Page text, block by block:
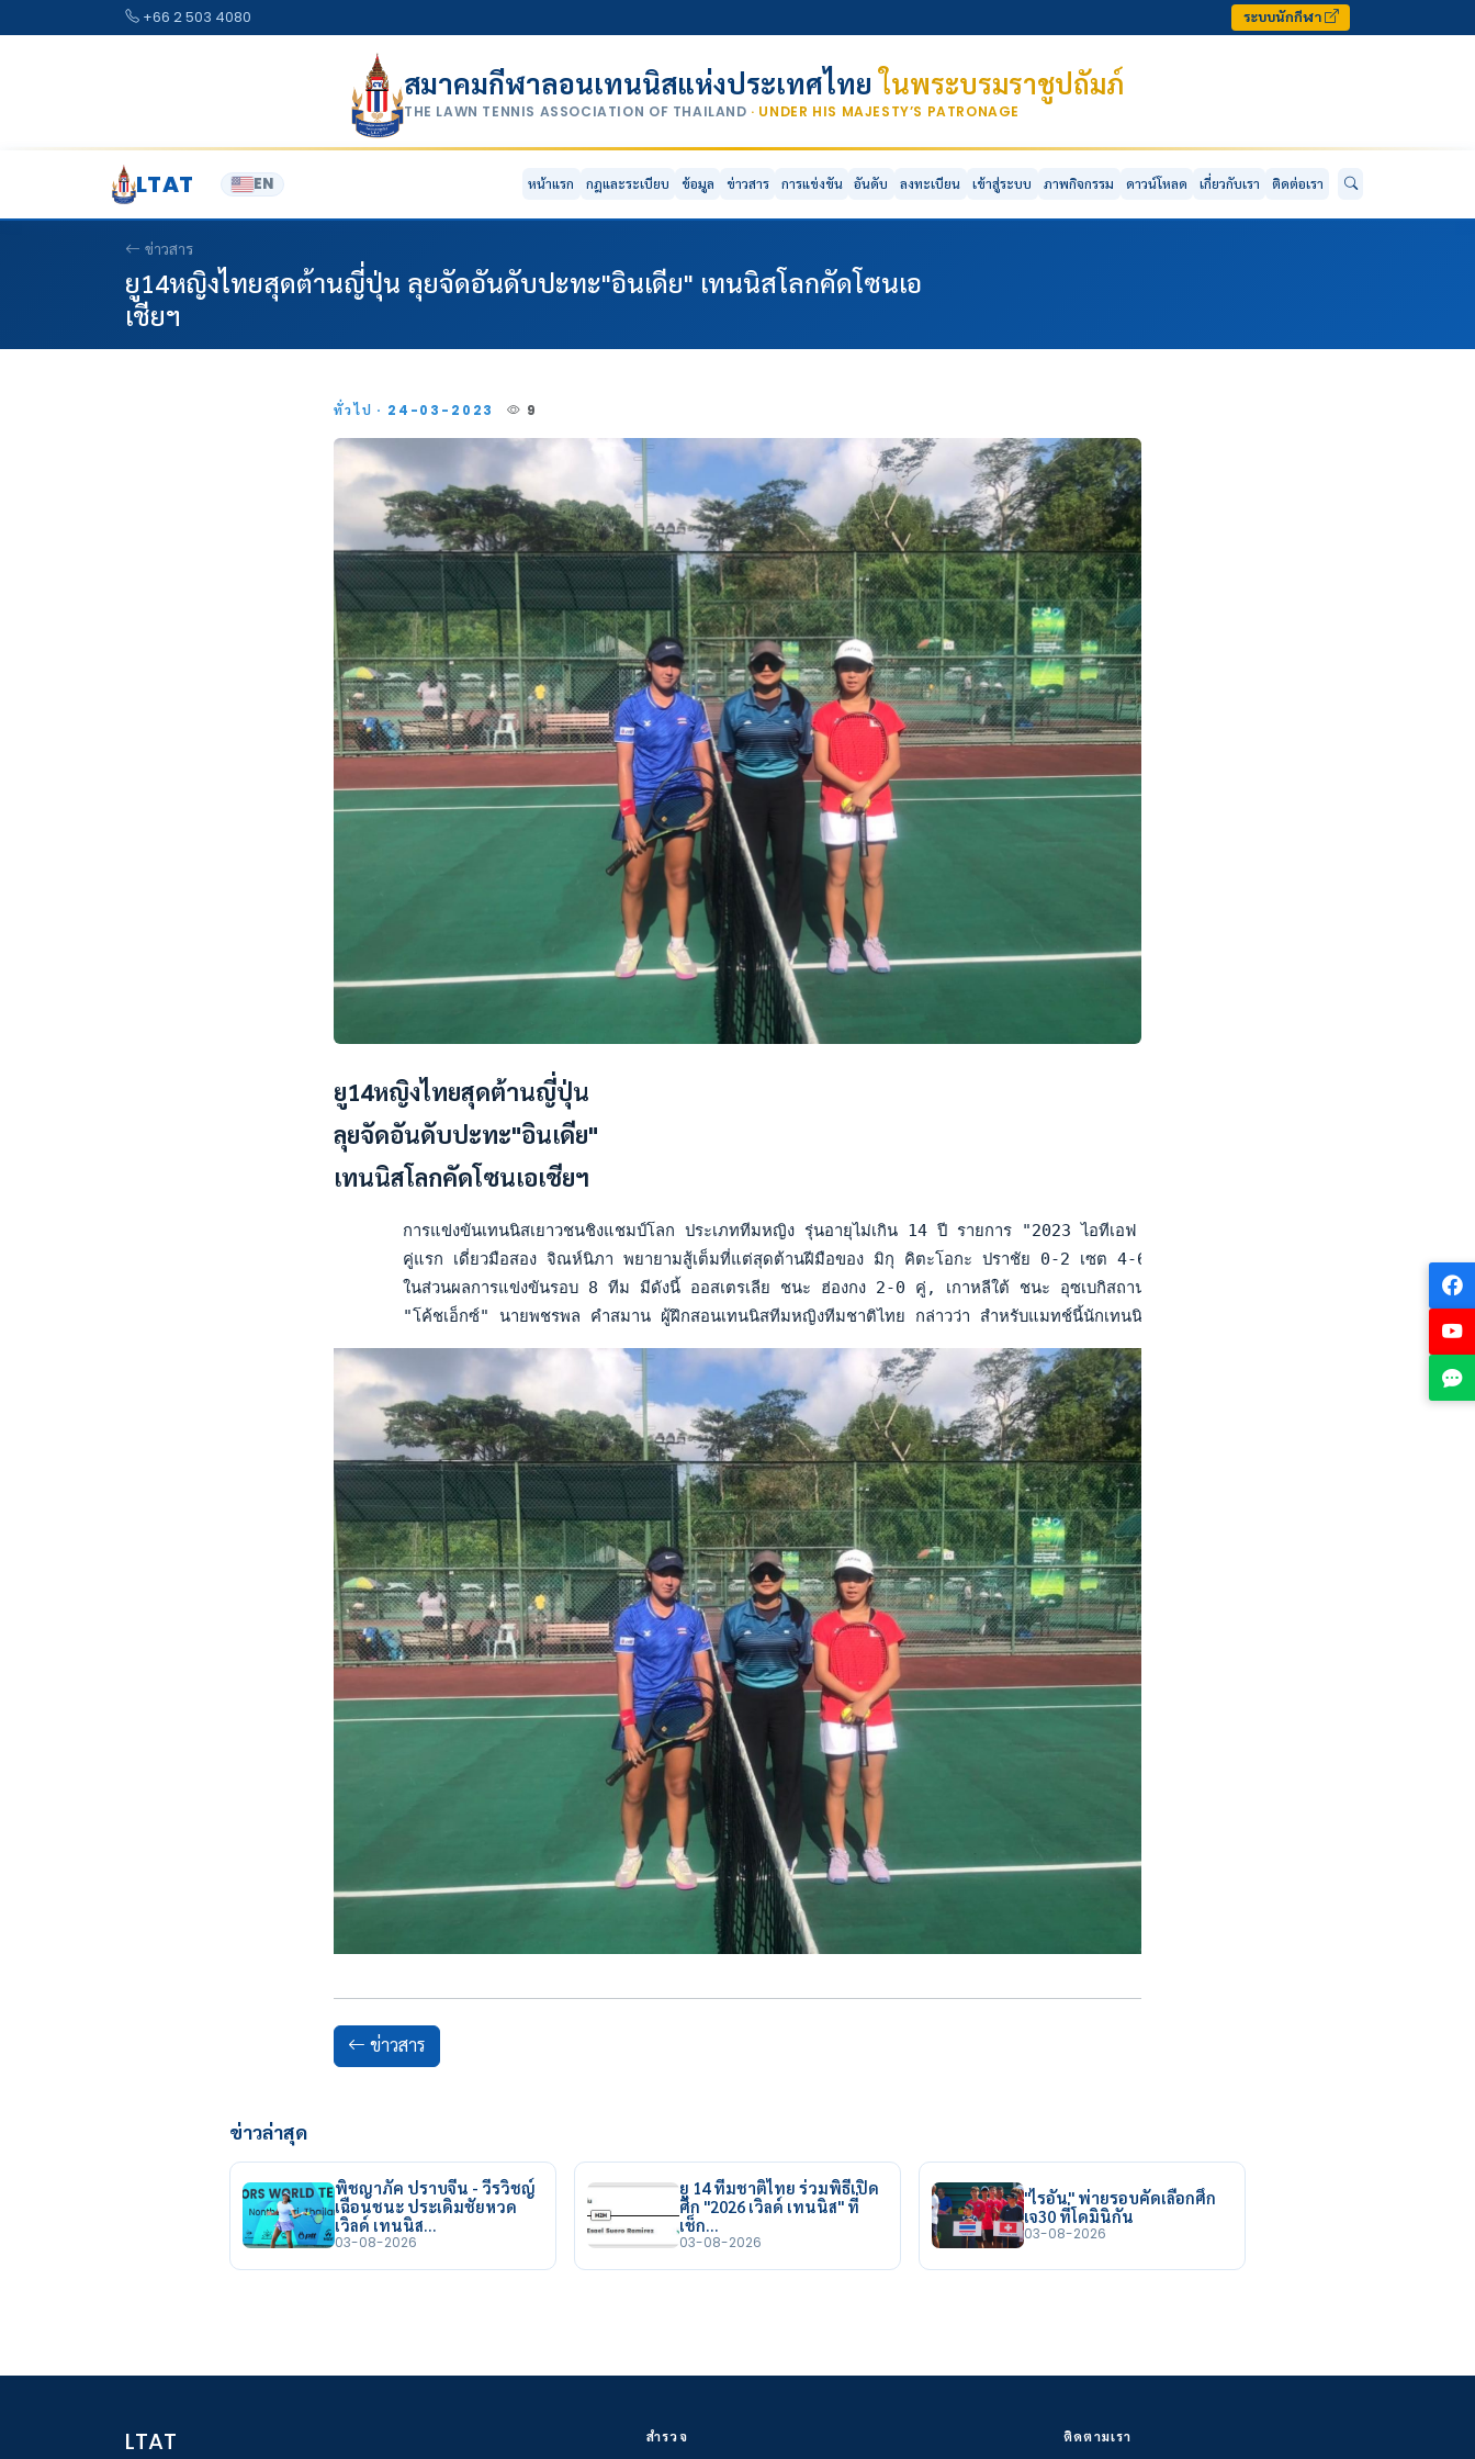
+66 2 503 4080 ระบบนักกีฬา
สมาคมกีฬาลอนเทนนิสแห่งประเทศไทยในพระบรมราชูปถัมภ์
THE LAWN TENNIS ASSOCIATION OF THAILAND · UNDER HIS MAJESTY’S PATRONAGE
LTAT EN หน้าแรก กฎและระเบียบ ข้อมูล ข่าวสาร การแข่งขัน อันดับ ลงทะเบียน เข้าสู่ระบบ ภาพกิจกรรม ดาวน์โหลด เกี่ยวกับเรา ติดต่อเรา
ข่าวสาร
ยู14หญิงไทยสุดต้านญี่ปุ่น ลุยจัดอันดับปะทะ"อินเดีย" เทนนิสโลกคัดโซนเอ
เชียฯ
ทั่วไป · 24-03-2023 9
ยู14หญิงไทยสุดต้านญี่ปุ่น
ลุยจัดอันดับปะทะ"อินเดีย"
เทนนิสโลกคัดโซนเอเชียฯ
การแข่งขันเทนนิสเยาวชนชิงแชมป์โลก ประเภททีมหญิง รุ่นอายุไม่เกิน 14 ปี รายการ "2023 ไอทีเอฟ เวิลด์ จูเนียร์ เทนนิส คอมเพทติชั่น ยู
คู่แรก เดี่ยวมือสอง จิณห์นิภา พยายามสู้เต็มที่แต่สุดต้านฝีมือของ มิกุ คิตะโอกะ ปราชัย 0-2 เซต 4-6, 1-6 จากนั้นคู่สอง เดี่ยวมือหนึ่ง ณัฐรด
ในส่วนผลการแข่งขันรอบ 8 ทีม มีดังนี้ ออสเตรเลีย ชนะ ฮ่องกง 2-0 คู่, เกาหลีใต้ ชนะ อุซเบกิสถาน 3-0 คู่, ญี่ปุ่น ชนะ ไทย 2-0 คู่ และ ค
"โค้ชเอ็กซ์" นายพชรพล คำสมาน ผู้ฝึกสอนเทนนิสทีมหญิงทีมชาติไทย กล่าวว่า สำหรับแมทช์นี้นักเทนนิสไทยได้สู้เต็มที่ พยายามเล่นในฟอร์มของตัว
ข่าวสาร
ข่าวล่าสุด
พิชญาภัค ปราบจีน - วีรวิชญ์
เฉือนชนะ ประเดิมชัยหวด
เวิลด์ เทนนิส…
03-08-2026
ยู 14 ทีมชาติไทย ร่วมพิธีเปิด
ศึก "2026 เวิลด์ เทนนิส" ที่
เช็ก…
03-08-2026
"ไรอัน" พ่ายรอบคัดเลือกศึก
เจ30 ที่โดมินิกัน
03-08-2026
LTAT สำรวจ ติดตามเรา